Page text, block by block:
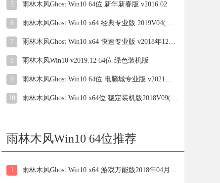
5 雨林木风Ghost Win10 64位 新年新春版 v2016.02
6 雨林木风Ghost Win10 x64 经典专业版 2019V04(激活版)
7 雨林木风Ghost Win10 x64 快速专业版 v2018年12月(激活版)
8 雨林木风Win10 v2019.12 64位 绿色装机版
9 雨林木风Ghost Win10 64位 电脑城专业版 v2021年07月(无需激活)
10 雨林木风Ghost Win10 x64位 稳定装机版2018V09(永久激活)
雨林木风Win10 64位推荐
1 雨林木风Ghost Win10 x64 游戏万能版2018年04月(永久激活)